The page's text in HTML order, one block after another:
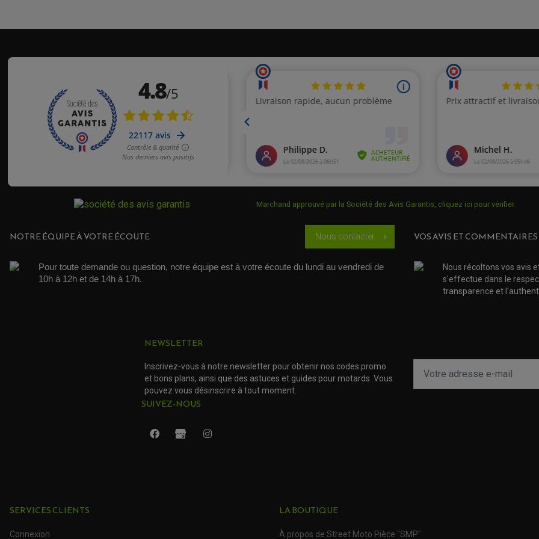
Marchand approuvé par la Société des Avis Garantis, cliquez ici pour vérifier.
NOTRE ÉQUIPE À VOTRE ÉCOUTE Nous contacter chevron_right
Pour toute demande ou question, notre équipe est à votre écoute du lundi au vendredi de
10h à 12h et de 14h à 17h.
VOS AVIS ET COMMENTAIRES
Nous récoltons vos avis
s'effectue dans le
transparence et
NEWSLETTER
Inscrivez-vous à notre newsletter pour obtenir nos codes promo
et bons plans, ainsi que des astuces et guides pour motards. Vous
pouvez vous désinscrire à tout moment.
SUIVEZ-NOUS
SERVICES CLIENTS
Connexion
LA BOUTIQUE
À propos de Street Moto Pièce "SMP"